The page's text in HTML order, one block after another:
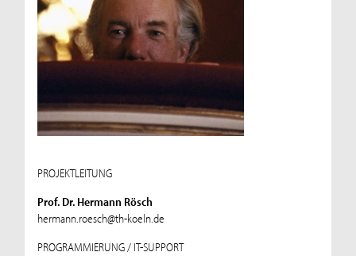
PROJEKTLEITUNG
Prof. Dr. Hermann Rösch
hermann.roesch@th-koeln.de
PROGRAMMIERUNG / IT-SUPPORT